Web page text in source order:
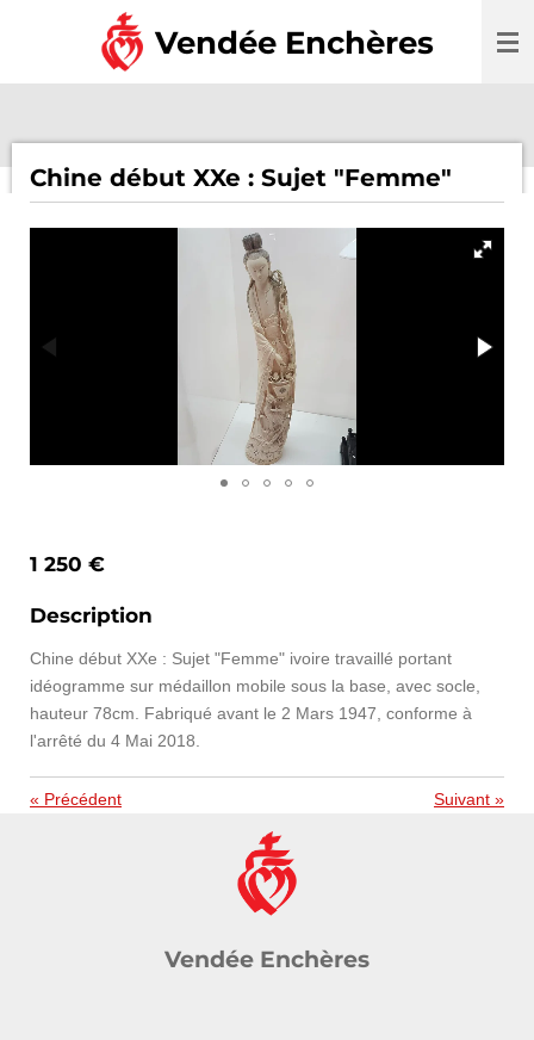
Vendée Enchères
Chine début XXe : Sujet "Femme"
1 250 €
Description
Chine début XXe : Sujet "Femme" ivoire travaillé portant
idéogramme sur médaillon mobile sous la base, avec socle,
hauteur 78cm. Fabriqué avant le 2 Mars 1947, conforme à
l'arrêté du 4 Mai 2018.
« Précédent Suivant »
Vendée Enchères